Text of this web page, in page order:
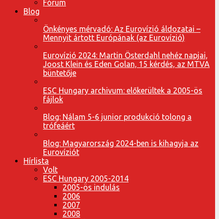
Fórum
Blog
Önkényes mérvadó: Az Eurovízió áldozatai –
Mennyit ártott Európának (az Eurovízió)
Eurovízió 2024: Martin Österdahl nehéz napjai,
Joost Klein és Eden Golan, 15 kérdés, az MTVA
büntetője
ESC Hungary archivum: előkerültek a 2005-ös
fájlok
Blog: Nálam 5-6 junior produkció tolong a
trófeáért
Blog: Magyarország 2024-ben is kihagyja az
Eurovíziót
Hírlista
Volt
ESC Hungary 2005-2014
2005-ös indulás
2006
2007
2008